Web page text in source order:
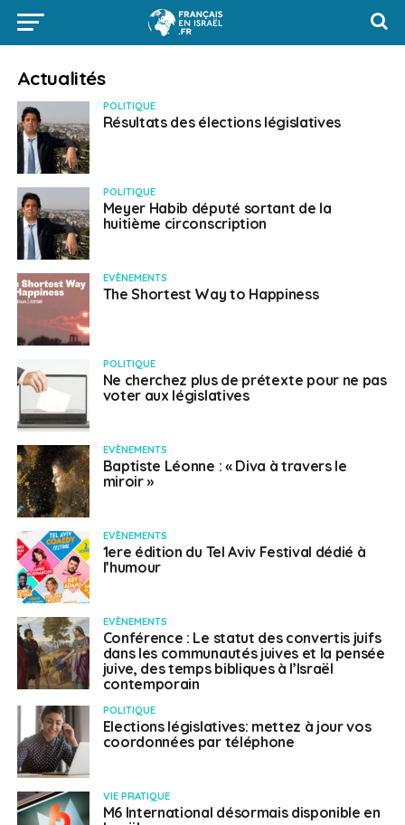
Actualités
POLITIQUE
Résultats des élections législatives
POLITIQUE
Meyer Habib député sortant de la
huitième circonscription
EVÈNEMENTS
The Shortest Way to Happiness
POLITIQUE
Ne cherchez plus de prétexte pour ne pas
voter aux législatives
EVÈNEMENTS
Baptiste Léonne : « Diva à travers le
miroir »
EVÈNEMENTS
1ere édition du Tel Aviv Festival dédié à
l’humour
EVÈNEMENTS
Conférence : Le statut des convertis juifs
dans les communautés juives et la pensée
juive, des temps bibliques à l’Israël
contemporain
POLITIQUE
Elections législatives: mettez à jour vos
coordonnées par téléphone
VIE PRATIQUE
M6 International désormais disponible en